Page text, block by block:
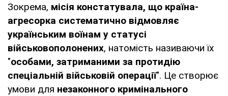
Зокрема, місія констатувала, що країна-
агресорка систематично відмовляє
українським воїнам у статусі
військовополонених, натомість називаючи їх
"особами, затриманими за протидію
спеціальній військовій операції". Це створює
умови для незаконного кримінального